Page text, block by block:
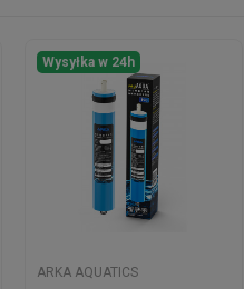
Wysyłka w 24h
ARKA AQUATICS